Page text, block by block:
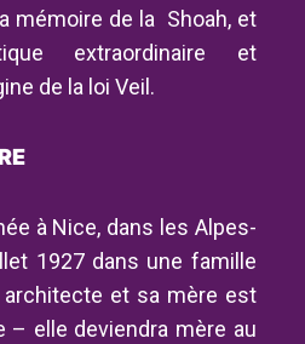
mémoire de la Shoah, et
extraordinaire et
de la loi Veil.
à Nice, dans les Alpes-
1927 dans une famille
et sa mère est
– elle deviendra mère au